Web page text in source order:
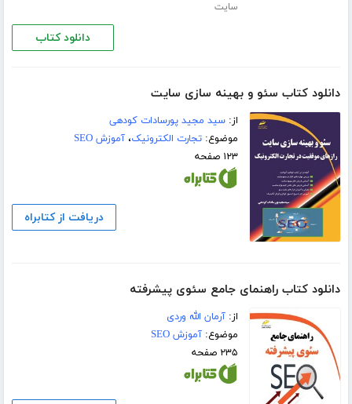
سایت
دانلود کتاب
دانلود کتاب سئو و بهینه سازی سایت
از:سید مجید پورسادات کودهی
موضوع:تجارت الکترونیک،آموزش SEO
۱۲۳ صفحه
دریافت از کتابراه
دانلود کتاب راهنمای جامع سئوی پیشرفته
از:آرمان الله وردی
موضوع:آموزش SEO
۲۳۵ صفحه